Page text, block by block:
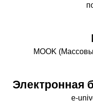
МООK
Электронная
e-